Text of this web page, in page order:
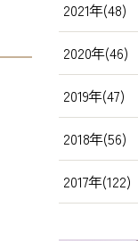
2021年(48)
2020年(46)
2019年(47)
2018年(56)
2017年(122)